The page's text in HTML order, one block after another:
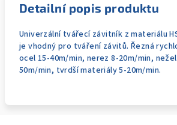
Detailní popis produktu
Univerzální tvářecí závitník z materiálu
je vhodný pro tváření závitů. Řezná
ocel 15-40m/min, nerez 8-20m/min,
50m/min, tvrdší materiály 5-20m/min.